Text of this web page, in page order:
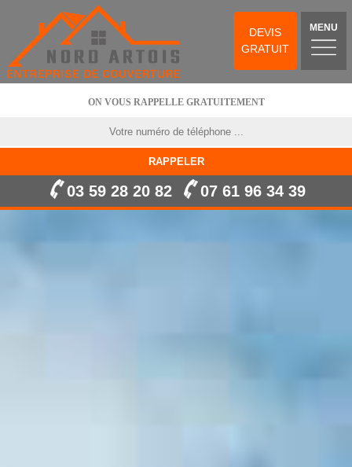
DEVIS
GRATUIT
MENU
ON VOUS RAPPELLE GRATUITEMENT
03 59 28 20 82 07 61 96 34 39